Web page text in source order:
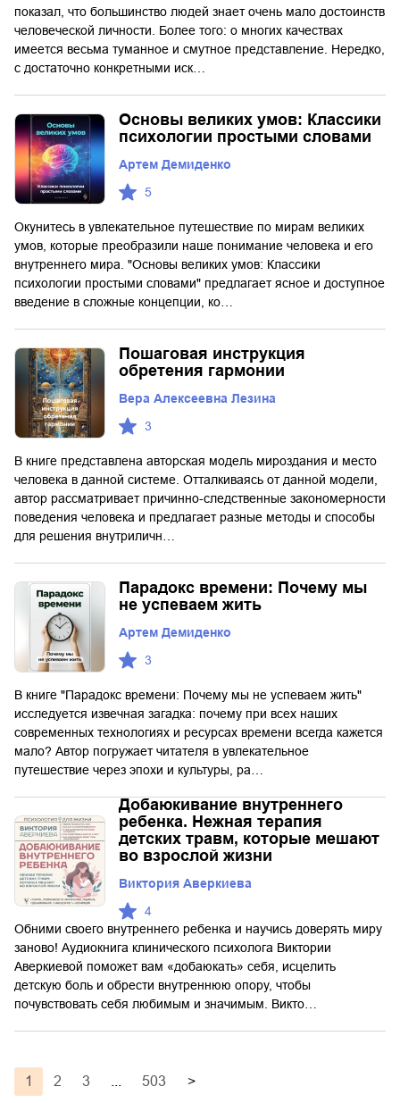
показал, что большинство людей знает очень мало достоинств
человеческой личности. Более того: о многих качествах
имеется весьма туманное и смутное представление. Нередко,
с достаточно конкретными иск…
Основы великих умов: Классики
психологии простыми словами
Артем Демиденко
5
Окунитесь в увлекательное путешествие по мирам великих
умов, которые преобразили наше понимание человека и его
внутреннего мира. "Основы великих умов: Классики
психологии простыми словами" предлагает ясное и доступное
введение в сложные концепции, ко…
Пошаговая инструкция
обретения гармонии
Вера Алексеевна Лезина
3
В книге представлена авторская модель мироздания и место
человека в данной системе. Отталкиваясь от данной модели,
автор рассматривает причинно-следственные закономерности
поведения человека и предлагает разные методы и способы
для решения внутриличн…
Парадокс времени: Почему мы
не успеваем жить
Артем Демиденко
3
В книге "Парадокс времени: Почему мы не успеваем жить"
исследуется извечная загадка: почему при всех наших
современных технологиях и ресурсах времени всегда кажется
мало? Автор погружает читателя в увлекательное
путешествие через эпохи и культуры, ра…
Добаюкивание внутреннего
ребенка. Нежная терапия
детских травм, которые мешают
во взрослой жизни
Виктория Аверкиева
4
Обними своего внутреннего ребенка и научись доверять миру
заново! Аудиокнига клинического психолога Виктории
Аверкиевой поможет вам «добаюкать» себя, исцелить
детскую боль и обрести внутреннюю опору, чтобы
почувствовать себя любимым и значимым. Викто…
1 2 3 503 >